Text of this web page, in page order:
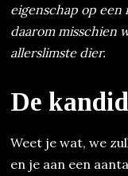
eigenschap op een
daarom misschien
allerslimste dier.
De
Weet je wat, we
en je aan een